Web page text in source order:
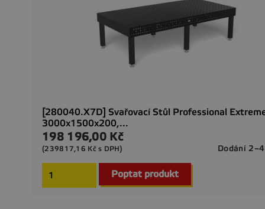
[280040.X7D] Svařovací Stůl Professional
3000x1500x200,...
Cena
198 196,00 Kč
Dodání
(239817,16 Kč s DPH)
Poptat produkt